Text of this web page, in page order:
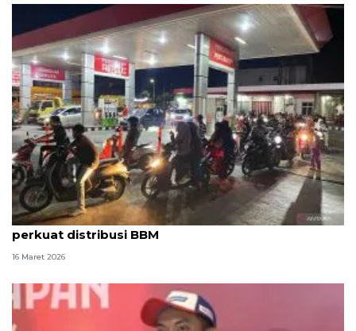
Soal antrean SPBU sejumlah wilayah, Pertamina
perkuat distribusi BBM
16 Maret 2026